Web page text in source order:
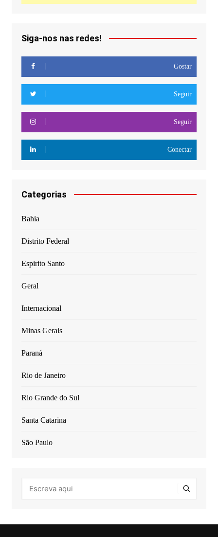
Siga-nos nas redes!
Gostar
Seguir
Seguir
Conectar
Categorias
Bahia
Distrito Federal
Espirito Santo
Geral
Internacional
Minas Gerais
Paraná
Rio de Janeiro
Rio Grande do Sul
Santa Catarina
São Paulo